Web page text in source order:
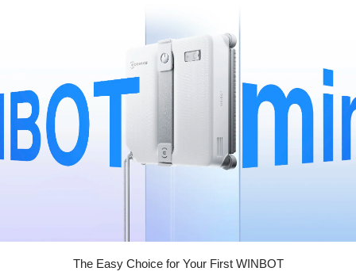
The Easy Choice for Your First WINBOT